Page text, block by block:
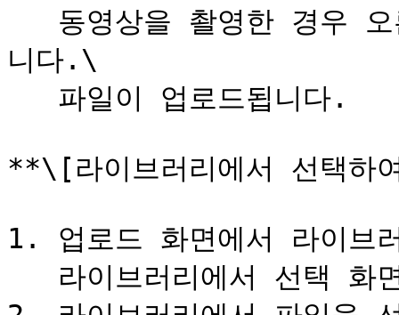
니다.\
**\[라이브러리에서 선택하
1. 업로드 화면에서 라이브